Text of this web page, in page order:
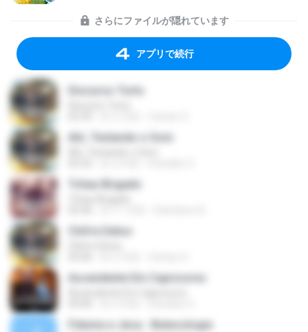
さらにファイルが隠れています
アプリで続行
Discurso Torto
Alô, Testando o Som
Tchau Brigado
Chifre Detox
Ascendente Em Capricorno
Fiduma e Jeca - Butecologia